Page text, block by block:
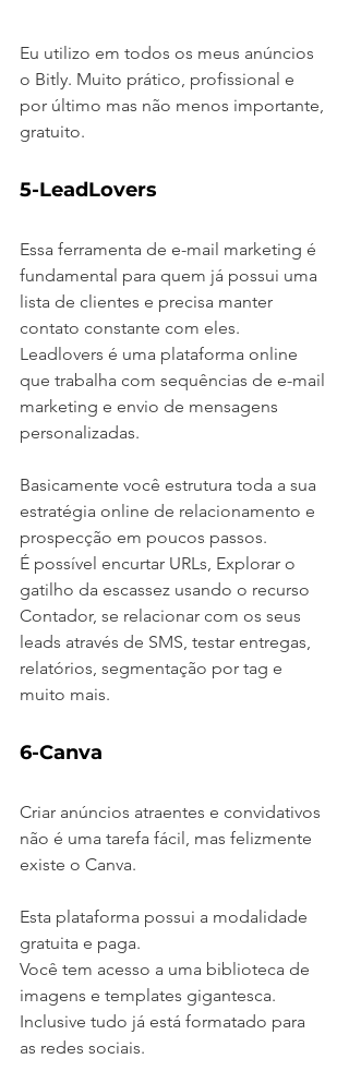
Eu utilizo em todos os meus anúncios
o Bitly. Muito prático, profissional e
por último mas não menos importante,
gratuito.
5-LeadLovers
Essa ferramenta de e-mail marketing é
fundamental para quem já possui uma
lista de clientes e precisa manter
contato constante com eles.
Leadlovers é uma plataforma online
que trabalha com sequências de e-mail
marketing e envio de mensagens
personalizadas.
Basicamente você estrutura toda a sua
estratégia online de relacionamento e
prospecção em poucos passos.
É possível encurtar URLs, Explorar o
gatilho da escassez usando o recurso
Contador, se relacionar com os seus
leads através de SMS, testar entregas,
relatórios, segmentação por tag e
muito mais.
6-Canva
Criar anúncios atraentes e convidativos
não é uma tarefa fácil, mas felizmente
existe o Canva.
Esta plataforma possui a modalidade
gratuita e paga.
Você tem acesso a uma biblioteca de
imagens e templates gigantesca.
Inclusive tudo já está formatado para
as redes sociais.